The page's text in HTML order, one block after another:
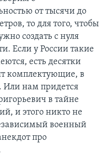
от тысячи до
то для того, чтобы
создать с нуля
Если у России такие
есть десятки
комплектующие, в
Или нам придется
в тайне
и этого никто не
военный
про